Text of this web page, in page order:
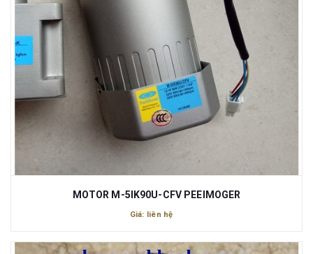
MOTOR M-5IK90U-CFV PEEIMOGER
Giá: liên hệ